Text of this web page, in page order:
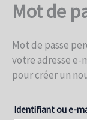
Mot de
Mot de passe
votre adresse e-
pour créer un
Identifiant ou e-